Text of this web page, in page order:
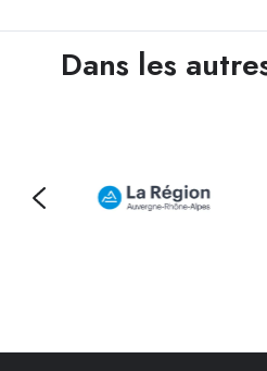
Dans les